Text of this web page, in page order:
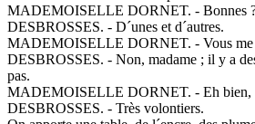
MADEMOISELLE DORNET. - Bonnes ?
DESBROSSES. - D´unes et d´autres.
MADEMOISELLE DORNET. - Vous me
DESBROSSES. - Non, madame ; il y a
pas.
MADEMOISELLE DORNET. - Eh bien,
DESBROSSES. - Très volontiers.